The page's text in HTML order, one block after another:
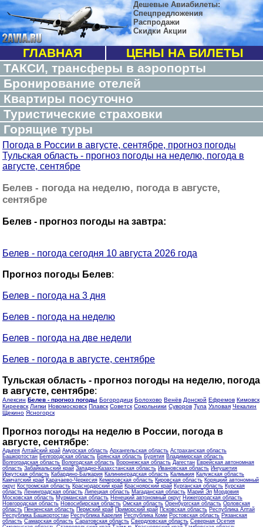
Дешевые Авиабилеты:
Спецпредложения
Распродажи
Скидки Акции
ГЛАВНАЯ
ЦЕНЫ НА БИЛЕТЫ
ТАКСИ, трансферы в аэропорты
Бронирование отелей
Квартиры посуточно
Туристические страховки
Горящие туры
Погода в России в августе, сентябре, прогноз погоды
Тульская область - прогноз погоды на неделю, погода в
августе, сентябре
Белев - погода на неделю, погода в августе,
сентябре
Белев - прогноз погоды на завтра:
Белев - погода сегодня 10 августа 2026 года
Прогноз погоды Белев:
Белев - погода на 3 дня
Белев - погода на неделю
Белев - погода на две недели
Белев - погода в августе, сентябре
Тульская область - прогноз погоды на неделю, погода
в августе, сентябре:
Алексин Белев - прогноз погоды Богородицк Болохово Венёв Донской Ефремов Кимовск
Киреевск Липки Новомосковск Плавск Советск Сокольники Суворов Тула Узловая Чекалин
Щекино Ясногорск
Прогноз погоды на неделю в России, погода в
августе, сентябре:
Адыгея Алтайский край Амурская область Архангельская область Астраханская область
Башкортостан Белгородская область Брянская область Бурятия Владимирская область
Волгоградская область Вологодская область Воронежская область Дагестан Еврейская автономная
область Забайкальский край Западно-Казахстанская область Ивановская область Ингушетия
Иркутская область Кабардино-Балкария Калининградская область Калмыкия Калужская область
Камчатский край Карачаево-Черкесия Кемеровская область Кировская область Коряцкий автономный
округ Костромская область Краснодарский край Красноярский край Курганская область Курская
область Ленинградская область Липецкая область Магаданская область Марий Эл Мордовия
Московская область Мурманская область Ненецкий автономный округ Нижегородская область
Новгородская область Новосибирская область Омская область Оренбургская область Орловская
область Пензенская область Пермский край Приморский край Псковская область Республика Алтай
Республика Башкортостан Республика Карелия Республика Коми Ростовская область Рязанская
область Самарская область Саратовская область Свердловская область Северная Осетия